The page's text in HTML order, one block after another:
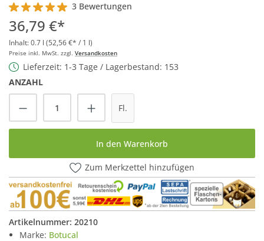
Durchschnittliche Bewertung von 5 von 5 Sternen
3 Bewertungen
36,79 €*
Inhalt:0.7 l (52,56 €* / 1 l)
Preise inkl. MwSt. zzgl. Versandkosten
Lieferzeit: 1-3 Tage / Lagerbestand: 153
ANZAHL
Produkt Anzahl: Gib den gewünschten
Fl.
In den Warenkorb
Zum Merkzettel hinzufügen
Artikelnummer: 20210
Marke: Botucal